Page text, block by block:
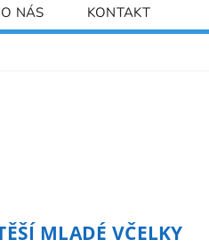
O NÁS
KONTAKT
MLADÉ VČELKY